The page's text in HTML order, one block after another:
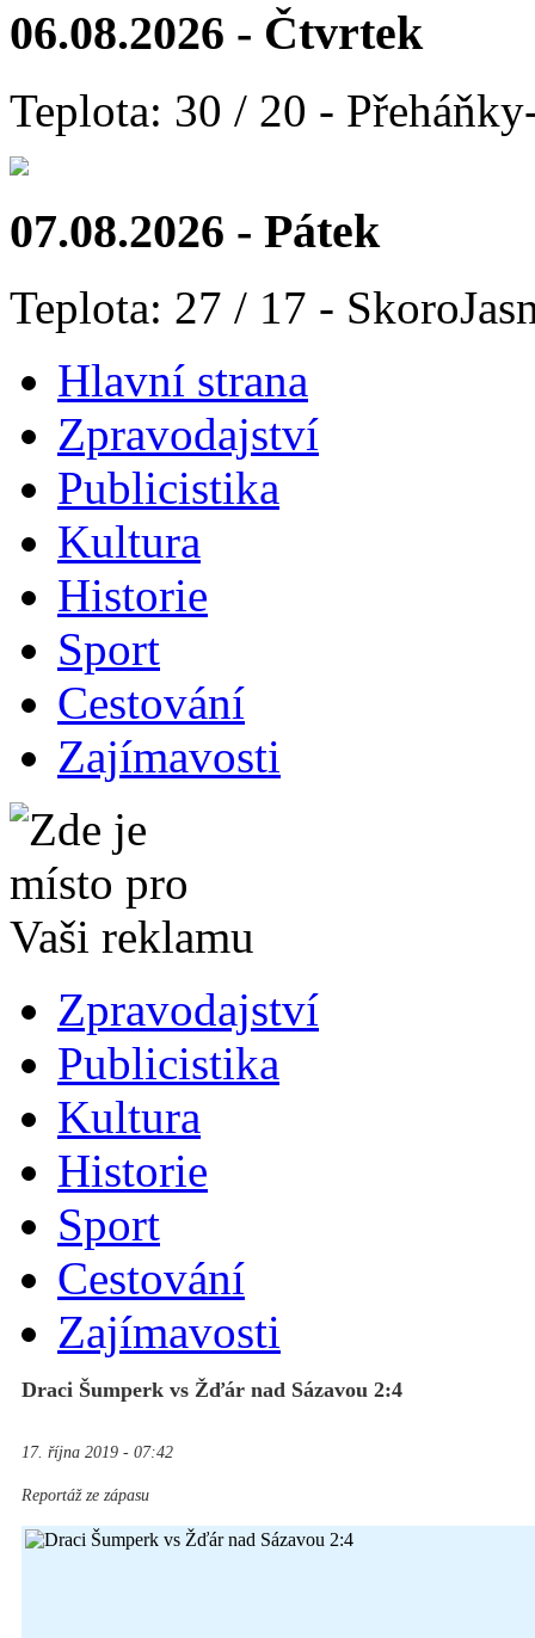
06.08.2026 - Čtvrtek
Teplota: 30 / 20 -
07.08.2026 - Pátek
Teplota: 27 / 17 -
Hlavní strana
Zpravodajství
Publicistika
Kultura
Historie
Sport
Cestování
Zajímavosti
Zpravodajství
Publicistika
Kultura
Historie
Sport
Cestování
Zajímavosti
Draci Šumperk vs Žďár nad Sázavou 2:4
17. října 2019 - 07:42
Reportáž ze zápasu